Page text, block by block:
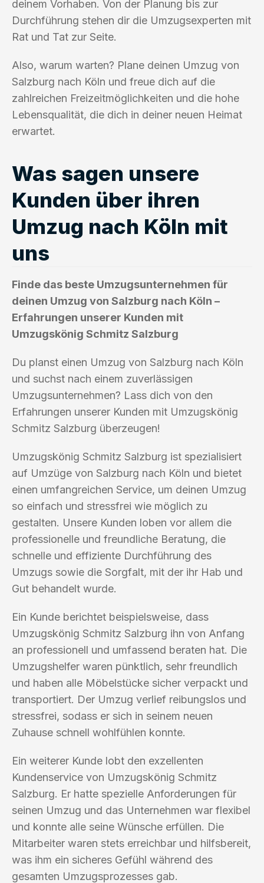
deinem Vorhaben. Von der Planung bis zur
Durchführung stehen dir die Umzugsexperten mit
Rat und Tat zur Seite.
Also, warum warten? Plane deinen Umzug von
Salzburg nach Köln und freue dich auf die
zahlreichen Freizeitmöglichkeiten und die hohe
Lebensqualität, die dich in deiner neuen Heimat
erwartet.
Was sagen unsere
Kunden über ihren
Umzug nach Köln mit
uns
Finde das beste Umzugsunternehmen für
deinen Umzug von Salzburg nach Köln –
Erfahrungen unserer Kunden mit
Umzugskönig Schmitz Salzburg
Du planst einen Umzug von Salzburg nach Köln
und suchst nach einem zuverlässigen
Umzugsunternehmen? Lass dich von den
Erfahrungen unserer Kunden mit Umzugskönig
Schmitz Salzburg überzeugen!
Umzugskönig Schmitz Salzburg ist spezialisiert
auf Umzüge von Salzburg nach Köln und bietet
einen umfangreichen Service, um deinen Umzug
so einfach und stressfrei wie möglich zu
gestalten. Unsere Kunden loben vor allem die
professionelle und freundliche Beratung, die
schnelle und effiziente Durchführung des
Umzugs sowie die Sorgfalt, mit der ihr Hab und
Gut behandelt wurde.
Ein Kunde berichtet beispielsweise, dass
Umzugskönig Schmitz Salzburg ihn von Anfang
an professionell und umfassend beraten hat. Die
Umzugshelfer waren pünktlich, sehr freundlich
und haben alle Möbelstücke sicher verpackt und
transportiert. Der Umzug verlief reibungslos und
stressfrei, sodass er sich in seinem neuen
Zuhause schnell wohlfühlen konnte.
Ein weiterer Kunde lobt den exzellenten
Kundenservice von Umzugskönig Schmitz
Salzburg. Er hatte spezielle Anforderungen für
seinen Umzug und das Unternehmen war flexibel
und konnte alle seine Wünsche erfüllen. Die
Mitarbeiter waren stets erreichbar und hilfsbereit,
was ihm ein sicheres Gefühl während des
gesamten Umzugsprozesses gab.